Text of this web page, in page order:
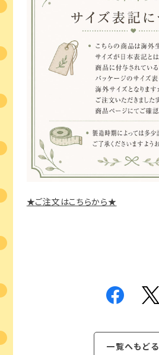
★ご注文はこちらから★
一覧へもどる